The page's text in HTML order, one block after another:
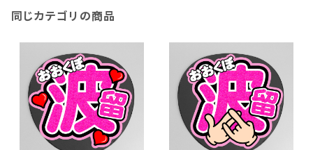
同じカテゴリの商品